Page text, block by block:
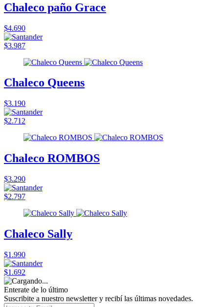
Chaleco paño Grace
$4.690
$3.987
Chaleco Queens
$3.190
$2.712
Chaleco ROMBOS
$3.290
$2.797
Chaleco Sally
$1.990
$1.692
Enterate de lo último
Suscribite a nuestro newsletter y recibí las últimas novedades.